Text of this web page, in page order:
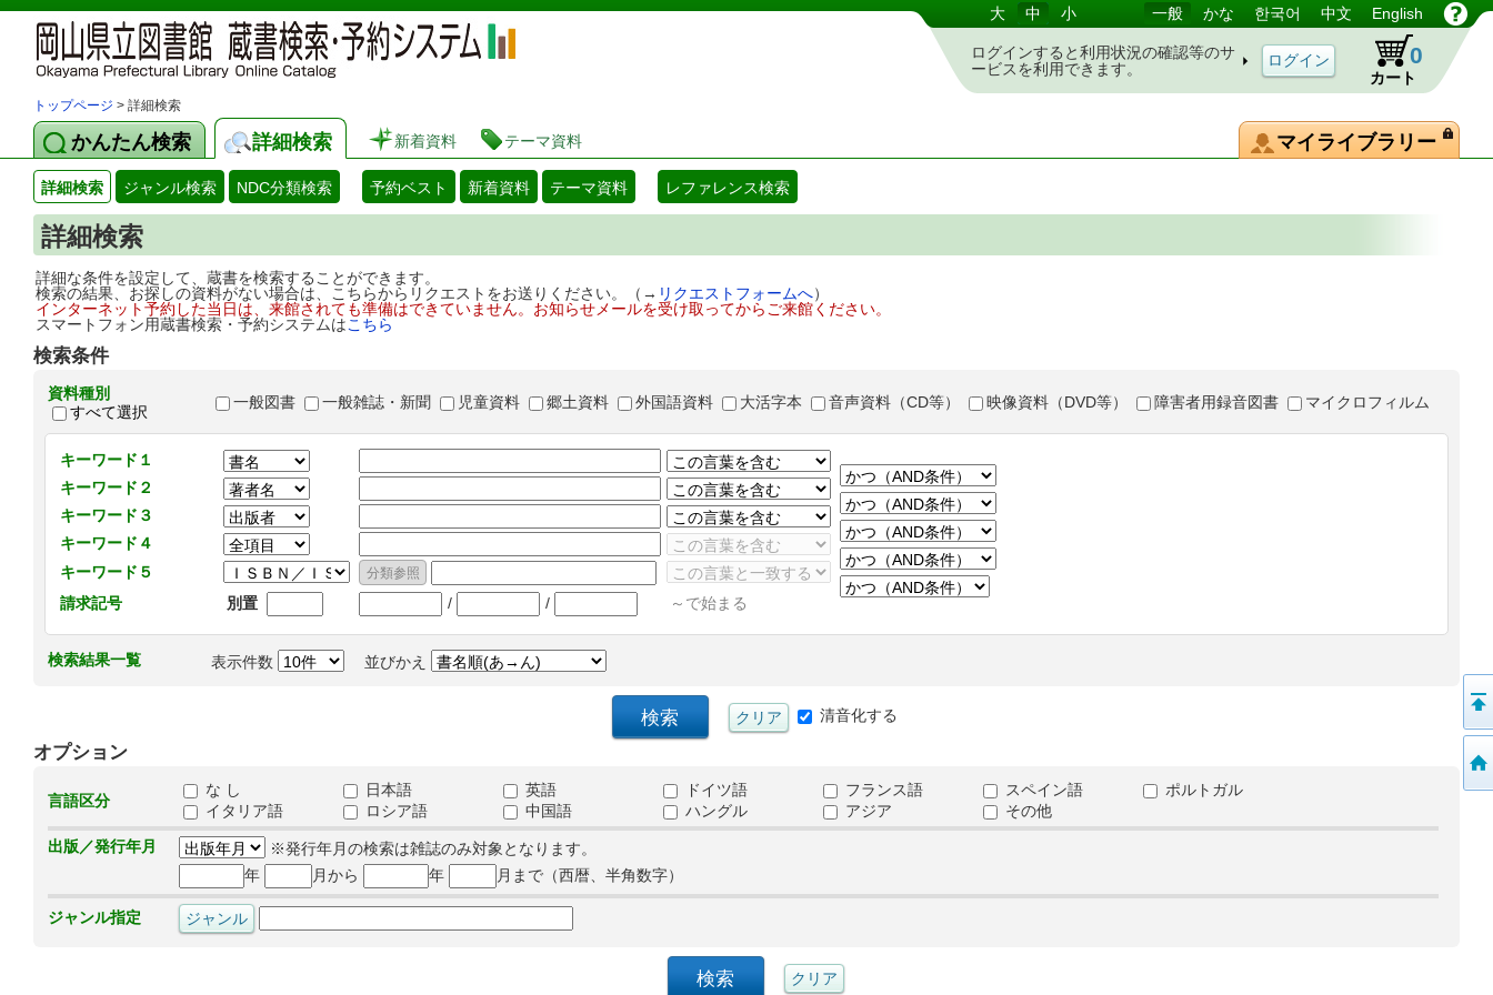
岡山県立図書館 蔵書検索・予約システム 大 中 小 一般 かな 한국어 中文 English
ログインすると利用状況の確認等のサ
ービスを利用できます。
カート
0
トップページ > 詳細検索
かんたん検索 詳細検索 新着資料 テーマ資料 マイライブラリー
詳細検索 ジャンル検索 NDC分類検索 予約ベスト 新着資料 テーマ資料 レファレンス検索
詳細検索
詳細な条件を設定して、蔵書を検索することができます。
検索の結果、お探しの資料がない場合は、こちらからリクエストをお送りください。（→ リクエストフォームへ）
インターネット予約した当日は、来館されても準備はできていません。お知らせメールを受け取ってからご来館ください。
スマートフォン用蔵書検索・予約システムはこちら
検索条件
資料種別
すべて選択
一般図書 一般雑誌・新聞 児童資料 郷土資料 外国語資料 大活字本 音声資料（CD等） 映像資料（DVD等） 障害者用録音図書 マイクロフィルム
キーワード１
キーワード２
キーワード３
キーワード４
キーワード５
請求記号
別置 / / ～で始まる
検索結果一覧 表示件数 並びかえ
清音化する
オプション
言語区分
な し 日本語 英語 ドイツ語 フランス語 スペイン語
ポルトガル
イタリア語
ロシア語 中国語 ハングル アジア
その他
出版／発行年月
※発行年月の検索は雑誌のみ対象となります。
年
月から 年 月まで（西暦、半角数字）
ジャンル指定